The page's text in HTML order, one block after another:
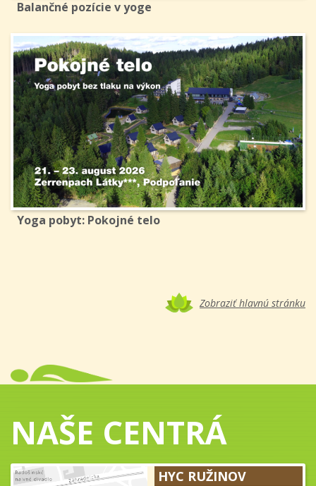
Balančné pozície v yoge
Yoga pobyt: Pokojné telo
Zobraziť hlavnú stránku
NAŠE CENTRÁ
HYC RUŽINOV